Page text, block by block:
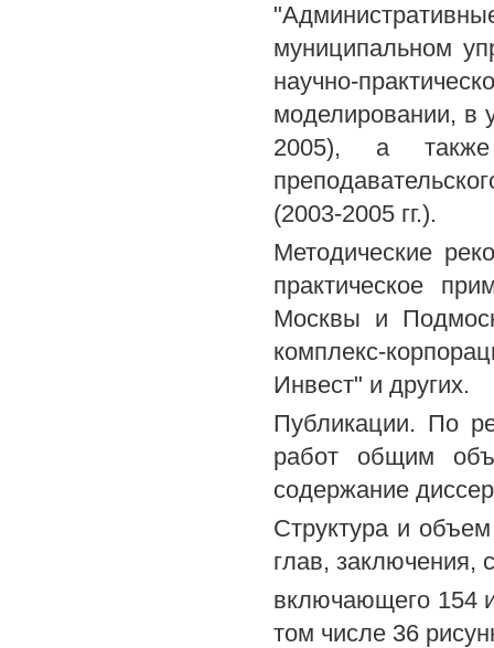
муниципальном
научно-
моделировании, в
2005), а также
(2003-2005 гг.).
Методические
практическое
Москвы и
комплекс-
Инвест" и других.
Публикации. По
работ общим
содержание
Структура и
глав, заключения,
включающего 154
том числе 36